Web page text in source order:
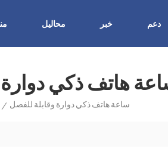
محاليل خبر دعم
هاتف ذكي دوارة
/ ساعة هاتف ذكي دوارة وقابلة للفصل